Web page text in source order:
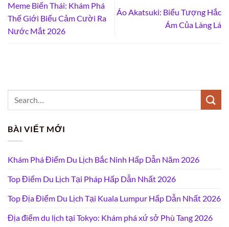
Meme Biến Thái: Khám Phá
Thế Giới Biểu Cảm Cười Ra
Nước Mắt 2026
Áo Akatsuki: Biểu Tượng Hắc
Ám Của Làng Lá
BÀI VIẾT MỚI
Khám Phá Điểm Du Lịch Bắc Ninh Hấp Dẫn Năm 2026
Top Điểm Du Lịch Tại Pháp Hấp Dẫn Nhất 2026
Top Địa Điểm Du Lịch Tại Kuala Lumpur Hấp Dẫn Nhất 2026
Địa điểm du lịch tại Tokyo: Khám phá xứ sở Phù Tang 2026